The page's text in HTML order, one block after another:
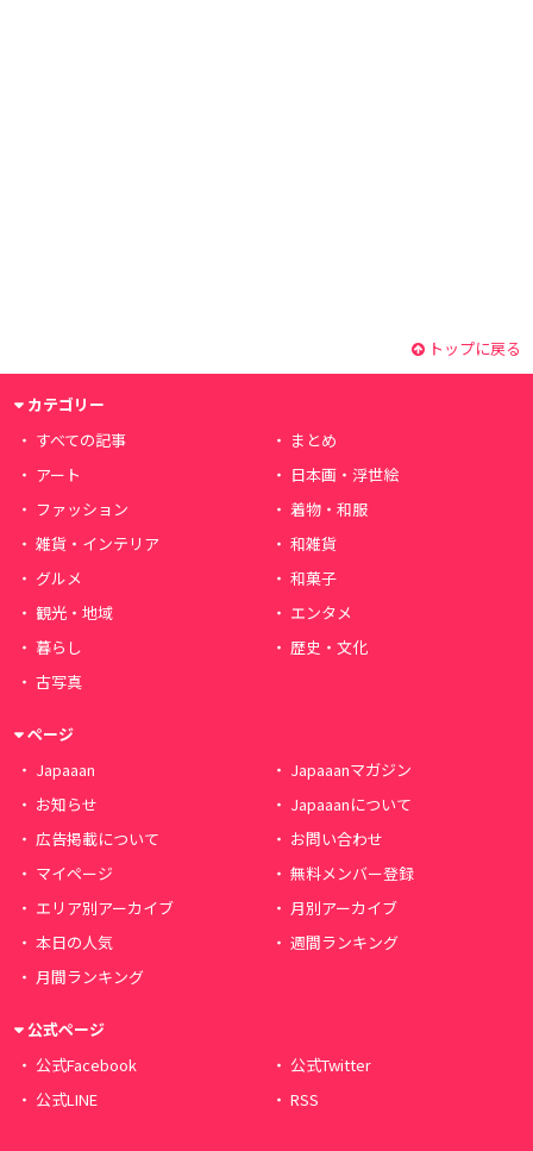
トップに戻る
カテゴリー
すべての記事
まとめ
アート
日本画・浮世絵
ファッション
着物・和服
雑貨・インテリア
和雑貨
グルメ
和菓子
観光・地域
エンタメ
暮らし
歴史・文化
古写真
ページ
Japaaan
Japaaanマガジン
お知らせ
Japaaanについて
広告掲載について
お問い合わせ
マイページ
無料メンバー登録
エリア別アーカイブ
月別アーカイブ
本日の人気
週間ランキング
月間ランキング
公式ページ
公式Facebook
公式Twitter
公式LINE
RSS